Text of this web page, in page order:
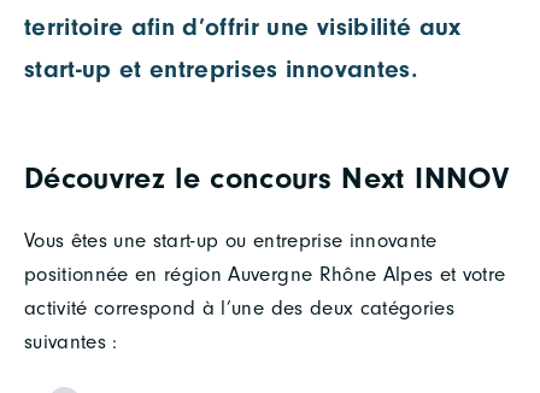
territoire afin d’offrir une visibilité aux
start-up et entreprises innovantes.
Découvrez le concours Next INNOV
Vous êtes une start-up ou entreprise innovante
positionnée en région Auvergne Rhône Alpes et votre
activité correspond à l’une des deux catégories
suivantes :